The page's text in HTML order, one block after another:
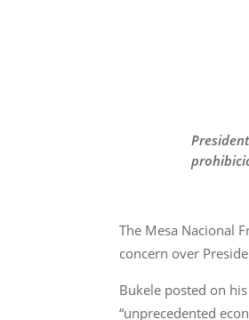
The Mesa Nacional
concern over
Bukele posted on
“unprecedented